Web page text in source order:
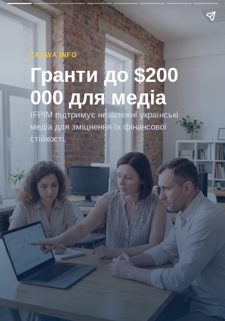
ZAYAVA INFO
Гранти до $200
000 для медіа
IFPIM підтримує незалежні українські
медіа для зміцнення їх фінансової
стійкості.